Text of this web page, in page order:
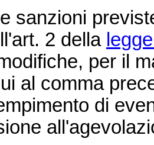
2 della
per il
al comma
di